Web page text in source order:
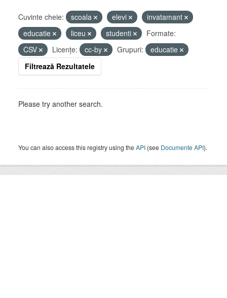
Cuvinte cheie: scoala elevi
invatamant
educatie
liceu studenti
Formate:
CSV
Licenţe: cc-by Grupuri:
educatie
Filtrează Rezultatele
Please try another search.
You can also access this registry using theAPI (see Documente API).